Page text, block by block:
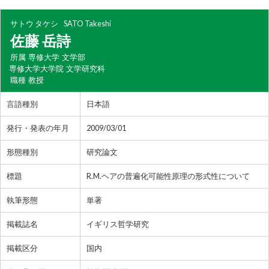
サトウ タケシ SATO Takeshi
佐藤 岳詩
所属 専修大学 文学部
専修大学大学院 文学研究科
職種 教授
言語種別 日本語
発行・発表の年月 2009/03/01
形態種別 研究論文
標題 R.M.ヘアの普遍化可能性原理の形式性について
執筆形態 単著
掲載誌名 イギリス哲学研究
掲載区分 国内